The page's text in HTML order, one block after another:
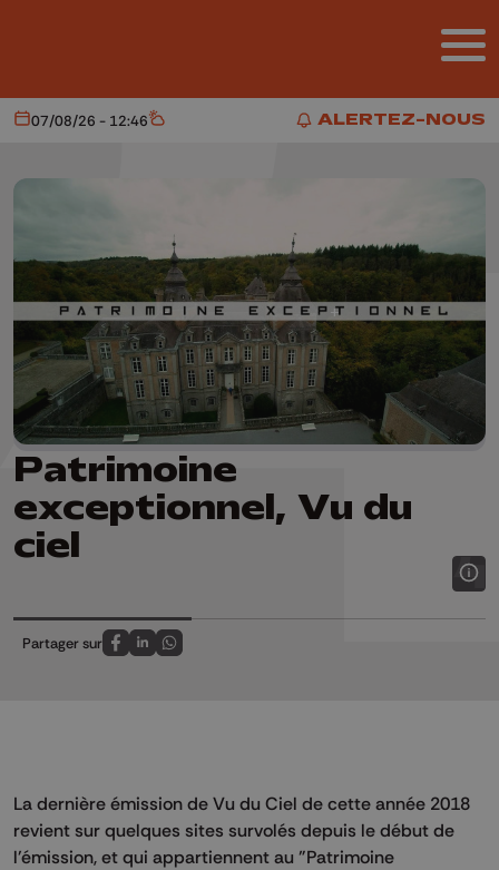
ALERTEZ-NOUS
ALERTEZ-NOUS
Aujourd'hui
07/08/26 - 12:46 Météo
Patrimoine
exceptionnel, Vu du
ciel
Partager sur
Partagez sur FaceBook
Partagez sur LinkedIn
Partagez sur Whatsapp
La dernière émission de Vu du Ciel de cette année 2018
revient sur quelques sites survolés depuis le début de
l'émission, et qui appartiennent au "Patrimoine